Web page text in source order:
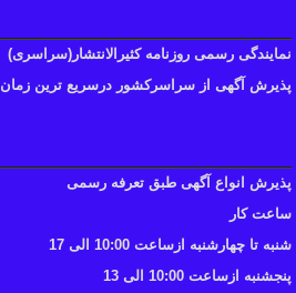
نمایندگی رسمی روزنامه کثیرالانتشار(سراسری)
پذیرش آگهی از سراسرکشور درسریع ترین زمان
پذیرش انواع آگهی طبق تعرفه رسمی
ساعت کار
شنبه تا چهارشنبه ازساعت 10:00 الی 17
پنجشنبه ازساعت 10:00 الی 13